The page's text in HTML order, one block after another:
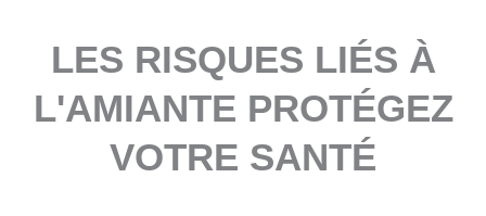
LES RISQUES LIÉS À
L'AMIANTE PROTÉGEZ
VOTRE SANTÉ